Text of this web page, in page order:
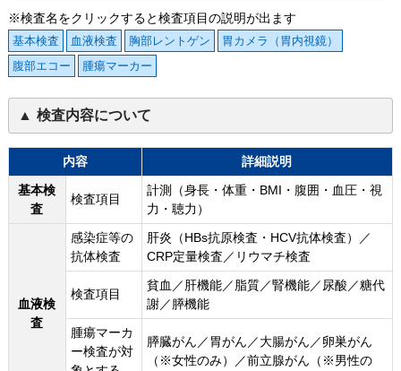
※検査名をクリックすると検査項目の説明が出ます
基本検査 血液検査 胸部レントゲン
胃カメラ（胃内視鏡）
腹部エコー
腫瘍マーカー
検査内容について
内容
詳細説明
基本検
査
検査項目
計測（身長・体重・BMI・腹囲・血圧・視
力・聴力）
血液検
査
感染症等の
抗体検査
肝炎（HBs抗原検査・HCV抗体検査）／
CRP定量検査／リウマチ検査
検査項目
貧血／肝機能／脂質／腎機能／尿酸／糖代
謝／膵機能
腫瘍マーカ
ー検査が対
膵臓がん／胃がん／大腸がん／卵巣がん
（※女性のみ）／前立腺がん（※男性の